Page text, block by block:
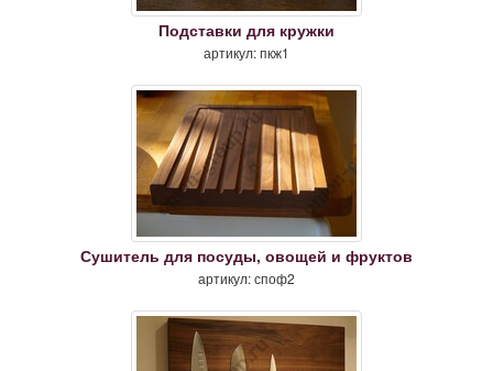
Подставки для кружки
артикул: пкж1
Сушитель для посуды, овощей и фруктов
артикул: споф2